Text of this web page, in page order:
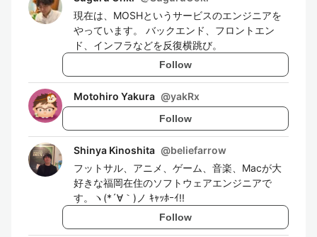
現在は、MOSHというサービスのエンジニアを
やっています。 バックエンド、フロントエン
ド、インフラなどを反復横跳び。
Follow
Motohiro Yakura @yakRx
Follow
Shinya Kinoshita @beliefarrow
フットサル、アニメ、ゲーム、音楽、Macが大
好きな福岡在住のソフトウェアエンジニアで
す。ヽ(*´∀｀)ノ ｷｬｯﾎｰｲ!!
Follow